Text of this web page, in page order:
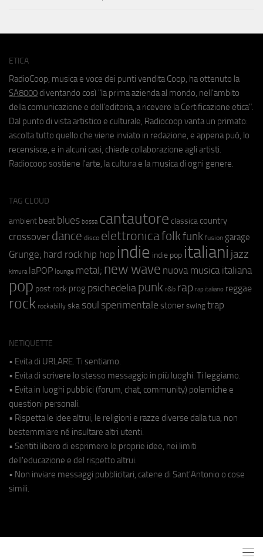
ETICA
RadioCoop, musica e voce dei punti vendita Coop, ha ottenuto la
SA8000 diventando così "la prima azienda al mondo, nell'ambito
della comunicazione e dell'editoria, a ricevere la Certificazione etica".
Dal punto di vista artistico e culturale, Radiocoop vanta un primato:
ascolta tutto quello che viene inviato in redazione, e appena può, lo
recensisce, e in alcuni casi, chiede collaborazione agli artisti.
Radiocoop sostiene l'arte, la cultura e la musica di ogni genere.
TAG CLOUD
ambient beat blues bossa cantautore classica country
crossover dance disco elettronicafolkfunk fusion garage
Grunge; hard rock hip hop indie indie pop italiani jazz
kimura laPOP lounge metal; new wave nuova musica italiana
pop post rock prog psichedeliapunk r&b rap rap italiano reggae
rock rockabilly ska soul sperimentale stoner swing trap
NETIQUETTE
• Evita di URLARE. Ti sentiamo.
• Evita di scrivere lo stesso messaggio in più luoghi. Ti leggiamo.
• Evita in luoghi pubblici (forum, chat, community) polemiche e
questioni personali.
• Rispetta le idee altrui, le religioni e razze diverse dalla tua, non
bestemmiare né insultare altri utenti.
• Sentiti libero di esprimere le proprie idee, nei limiti
dell'educazione e del rispetto altrui.
• Non inviare messaggi pubblicitari, catene di Sant'Antonio o cose
simili.